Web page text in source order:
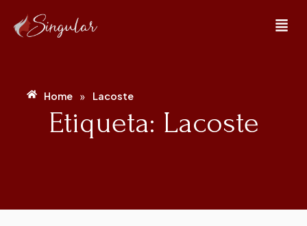
Home » Lacoste
Etiqueta: Lacoste